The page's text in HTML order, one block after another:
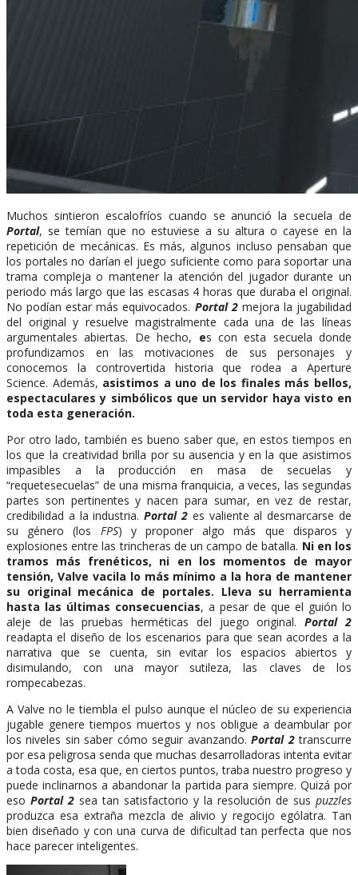
Muchos sintieron escalofríos cuando se anunció la secuela de
Portal, se temían que no estuviese a su altura o cayese en la
repetición de mecánicas. Es más, algunos incluso pensaban que
los portales no darían el juego suficiente como para soportar una
trama compleja o mantener la atención del jugador durante un
periodo más largo que las escasas 4 horas que duraba el original.
No podían estar más equivocados. Portal 2mejora la jugabilidad
del original y resuelve magistralmente cada una de las líneas
argumentales abiertas. De hecho, es con esta secuela donde
profundizamos en las motivaciones de sus personajes y
conocemos la controvertida historia que rodea a Aperture
Science. Además, asistimos a uno de los finales más bellos,
espectaculares y simbólicos que un servidor haya visto en
toda esta generación.
Por otro lado, también es bueno saber que, en estos tiempos en
los que la creatividad brilla por su ausencia y en la que asistimos
impasibles a la producción en masa de secuelas y
“requetesecuelas” de una misma franquicia, a veces, las segundas
partes son pertinentes y nacen para sumar, en vez de restar,
credibilidad a la industria. Portal 2 es valiente al desmarcarse de
su género (los FPS) y proponer algo más que disparos y
explosiones entre las trincheras de un campo de batalla. Ni en los
tramos más frenéticos, ni en los momentos de mayor
tensión, Valve vacila lo más mínimo a la hora de mantener
su original mecánica de portales. Lleva su herramienta
hasta las últimas consecuencias, a pesar de que el guión lo
aleje de las pruebas herméticas del juego original.Portal 2
readapta el diseño de los escenarios para que sean acordes a la
narrativa que se cuenta, sin evitar los espacios abiertos y
disimulando, con una mayor sutileza, las claves de los
rompecabezas.
A Valve no le tiembla el pulso aunque el núcleo de su experiencia
jugable genere tiempos muertos y nos obligue a deambular por
los niveles sin saber cómo seguir avanzando.Portal 2 transcurre
por esa peligrosa senda que muchas desarrolladoras intenta evitar
a toda costa, esa que, en ciertos puntos, traba nuestro progreso y
puede inclinarnos a abandonar la partida para siempre. Quizá por
eso Portal 2 sea tan satisfactorio y la resolución de sus puzzles
produzca esa extraña mezcla de alivio y regocijo ególatra. Tan
bien diseñado y con una curva de dificultad tan perfecta que nos
hace parecer inteligentes.